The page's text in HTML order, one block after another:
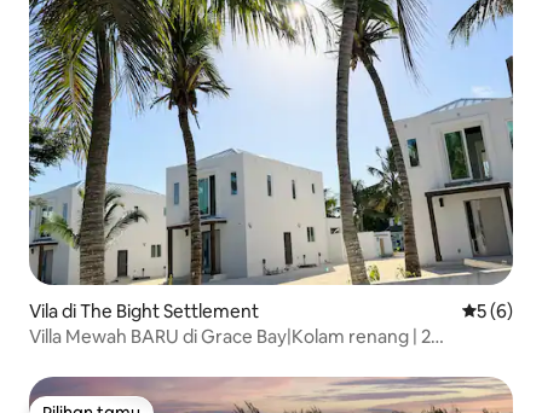
Vila di The Bight Settlement Nilai
5 (6)
Villa Mewah BARU di Grace Bay|Kolam renang | 2